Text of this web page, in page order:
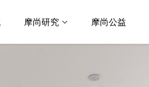
摩尚研究 摩尚公益